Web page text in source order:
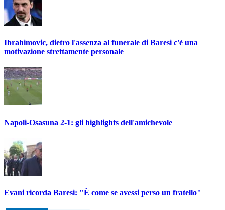
Ibrahimovic, dietro l'assenza al funerale di Baresi c'è una
motivazione strettamente personale
Napoli-Osasuna 2-1: gli highlights dell'amichevole
Evani ricorda Baresi: "È come se avessi perso un fratello"